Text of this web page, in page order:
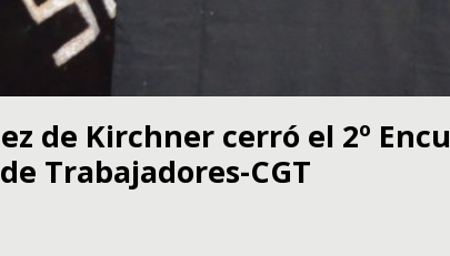
de Kirchner cerró el 2º
Trabajadores-CGT